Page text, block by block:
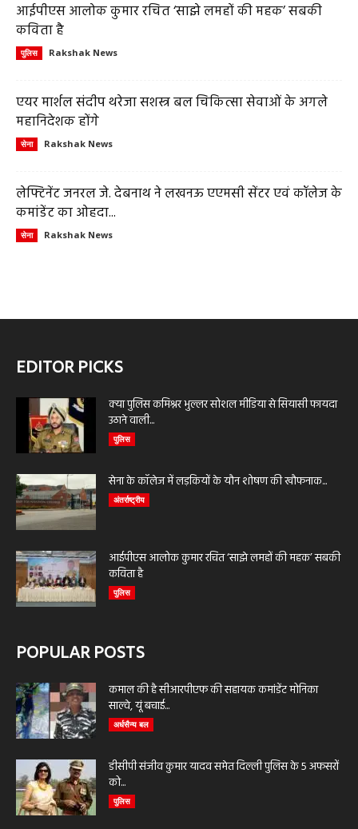
आईपीएस आलोक कुमार रचित ‘साझे लमहों की महक’ सबकी
कविता है
पुलिस Rakshak News
एयर मार्शल संदीप थरेजा सशस्त्र बल चिकित्सा सेवाओं के अगले
महानिदेशक होंगे
सेना Rakshak News
लेफ्टिनेंट जनरल जे. देबनाथ ने लखनऊ एएमसी सेंटर एवं कॉलेज के
कमांडेंट का ओहदा...
सेना Rakshak News
EDITOR PICKS
क्या पुलिस कमिश्नर भुल्लर सोशल मीडिया से सियासी फायदा
उठाने वाली...
पुलिस
सेना के कॉलेज में लड़कियों के यौन शोषण की खौफनाक...
अंतर्राष्ट्रीय
आईपीएस आलोक कुमार रचित ‘साझे लमहों की महक’ सबकी
कविता है
पुलिस
POPULAR POSTS
कमाल की है सीआरपीएफ की सहायक कमांडेंट मोनिका
साल्वे, यूं बचाई...
अर्धसैन्य बल
डीसीपी संजीव कुमार यादव समेत दिल्ली पुलिस के 5 अफसरों
को...
पुलिस